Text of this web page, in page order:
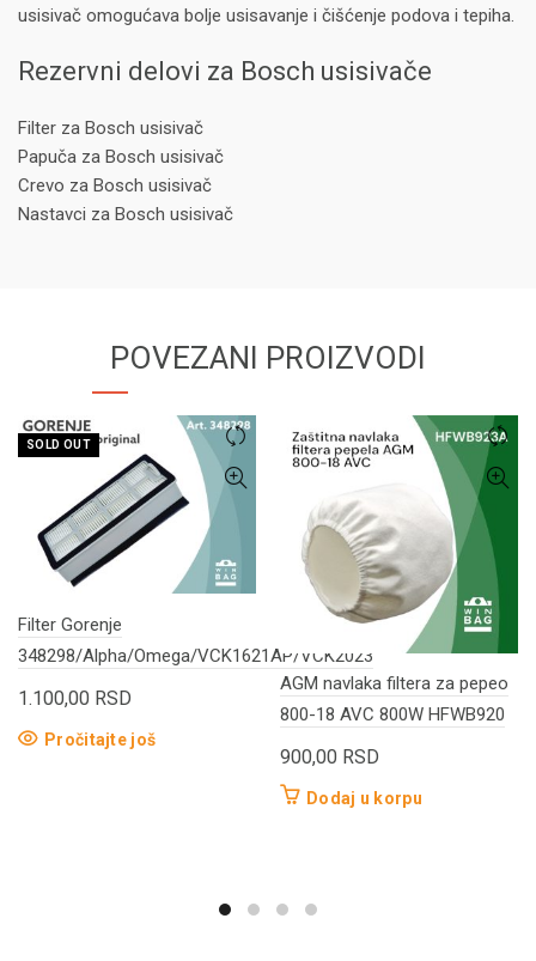
usisivač omogućava bolje usisavanje i čišćenje podova i tepiha.
Rezervni delovi za Bosch usisivače
Filter za Bosch usisivač
Papuča za Bosch usisivač
Crevo za Bosch usisivač
Nastavci za Bosch usisivač
POVEZANI PROIZVODI
SOLD OUT
Filter Gorenje
348298/Alpha/Omega/VCK1621AP/VCK2023
1.100,00 RSD
Pročitajte još
AGM navlaka filtera za pepeo
800-18 AVC 800W HFWB920
900,00 RSD
Dodaj u korpu